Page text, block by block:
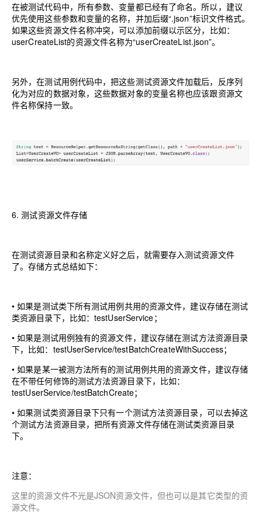
在被测试代码中，所有参数、变量都已经有了命名。所以，建议
优先使用这些参数和变量的名称，并加后缀“.json”标识文件格式。
如果这些资源文件名称冲突，可以添加前缀以示区分， 比如：
userCreateList的资源文件名称为“userCreateList.json”。
另外，在测试用例代码中，把这些测试资源文件加载后，反序列
化为对应的数据对象，这些数据对象的变量名称也应该跟资源文
件名称保持一致。
6.测试资源文件存储
在测试资源目录和名称定义好之后，就需要存入测试资源文件
了。存储方式总结如下：
•如果是测试类下所有测试用例共用的资源文件，建议存储在测试
类资源目录下，比如：testUserService；
•如果是测试用例独有的资源文件，建议存储在测试方法资源目录
下，比如：testUserService/testBatchCreateWithSuccess；
•如果是某一被测方法所有的测试用例共用的资源文件，建议存储
在不带任何修饰的测试方法资源目录下，比如：
testUserService/testBatchCreate；
•如果测试类资源目录下只有一个测试方法资源目录，可以去掉这
个测试方法资源目录，把所有资源文件存储在测试类资源目录
下。
注意：
这里的资源文件不光是JSON资源文件，但也可以是其它类型的资
源文件。